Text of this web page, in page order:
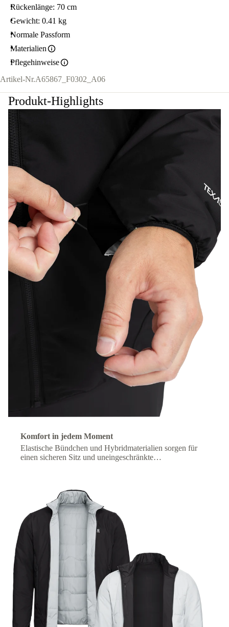
Rückenlänge: 70 cm
Gewicht: 0.41 kg
Normale Passform
Materialien
Pflegehinweise
Artikel-Nr.A65867_F0302_A06
Produkt-Highlights
Komfort in jedem Moment
Elastische Bündchen und Hybridmaterialien sorgen für
einen sicheren Sitz und uneingeschränkte